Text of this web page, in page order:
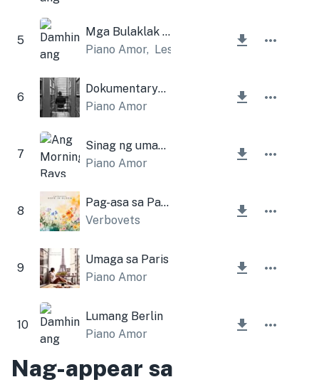
5
Mga Bulaklak (Bersyon ng Piano)
Piano Amor, Lesfm
6
Dokumentaryong Piano
Piano Amor
7
Sinag ng umaga
Piano Amor
8
Pag-asa sa Pamumulaklak
Verbovets
9
Umaga sa Paris
Piano Amor
10
Lumang Berlin
Piano Amor
Nag-appear sa